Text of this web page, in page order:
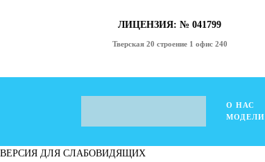
ЛИЦЕНЗИЯ: № 041799
Тверская 20 строение 1 офис 240
О НАС
МОДЕЛИ
ВЕРСИЯ ДЛЯ СЛАБОВИДЯЩИХ